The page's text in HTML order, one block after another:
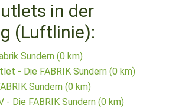
in der
(Luftlinie):
Sundern (0 km)
- Die FABRIK Sundern (0 km)
Sundern (0 km)
- Die FABRIK Sundern (0 km)